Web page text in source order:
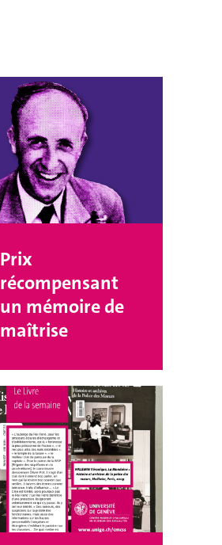
Prix
récompensant
un mémoire de
maîtrise